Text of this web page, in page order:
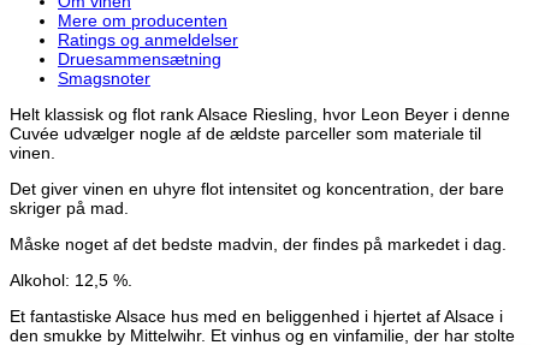
Mere om producenten
Ratings og anmeldelser
Druesammensætning
Smagsnoter
Helt klassisk og flot rank Alsace Riesling, hvor Leon Beyer i denne
Cuvée udvælger nogle af de ældste parceller som materiale til
vinen.
Det giver vinen en uhyre flot intensitet og koncentration, der bare
skriger på mad.
Måske noget af det bedste madvin, der findes på markedet i dag.
Alkohol: 12,5 %.
Et fantastiske Alsace hus med en beliggenhed i hjertet af Alsace i
den smukke by Mittelwihr. Et vinhus og en vinfamilie, der har stolte